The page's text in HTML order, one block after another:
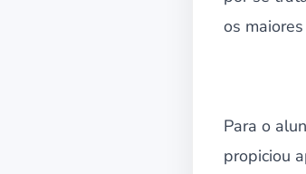
os
Para o
propiciou